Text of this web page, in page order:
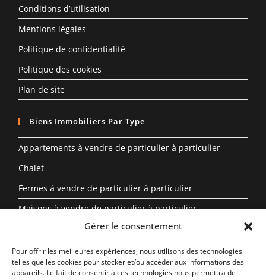
Gérer le consentement
Pour offrir les meilleures expériences, nous utilisons des technologies
telles que les cookies pour stocker et/ou accéder aux informations des
appareils. Le fait de consentir à ces technologies nous permettra de
Conditions d’utilisation
Mentions légales
Politique de confidentialité
Politique des cookies
Plan de site
Biens Immobiliers Par Type
Appartements à vendre de particulier à particulier
Chalet
Fermes à vendre de particulier à particulier
Maisons à vendre de particulier à particulier
Propriété à vendre en Auvergne-Rhône-Alpes entre
Biens Immobiliers Par Région